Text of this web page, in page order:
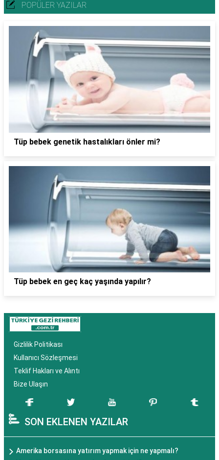
POPÜLER YAZILAR
Tüp bebek genetik hastalıkları önler mi?
Tüp bebek en geç kaç yaşında yapılır?
Gizlilik Politikası
Kullanıcı Sözleşmesi
Teklif Hakları ve Alıntı
Bize Ulaşın
SON EKLENEN YAZILAR
Amerika borsasına yatırım yapmak için ne yapmalı?